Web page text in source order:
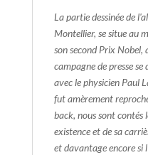
La partie dessinée de
Montellier, se situe au
son second Prix Nobel,
campagne de presse
avec le physicien Paul
fut amèrement
back, nous sont contés
existence et de sa
et davantage encore si